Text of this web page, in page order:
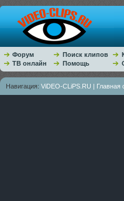
Форум Поиск клипов
ТВ онлайн
Помощь
Навигация: ViDEO-CLiPS.RU | Главная